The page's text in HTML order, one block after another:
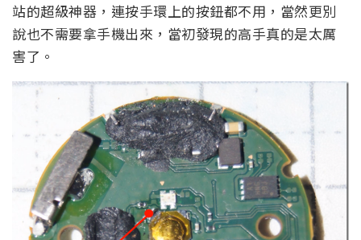
站的超級神器，連按手環上的按鈕都不用，當然更別
說也不需要拿手機出來，當初發現的高手真的是太厲
害了。